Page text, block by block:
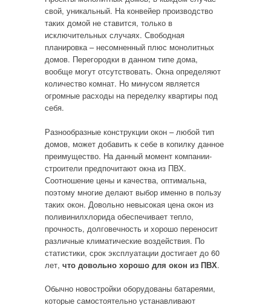
свой, уникальный. На конвейер производство
таких домой не ставится, только в
исключительных случаях. Свободная
планировка – несомненный плюс монолитных
домов. Перегородки в данном типе дома,
вообще могут отсутствовать. Окна определяют
количество комнат. Но минусом является
огромные расходы на переделку квартиры под
себя.
Разнообразные конструкции окон – любой тип
домов, может добавить к себе в копилку данное
преимущество. На данный момент компании-
строители предпочитают окна из ПВХ.
Соотношение цены и качества, оптимальна,
поэтому многие делают выбор именно в пользу
таких окон. Довольно невысокая цена окон из
поливинилхлорида обеспечивает тепло,
прочность, долговечность и хорошо переносит
различные климатические воздействия. По
статистики, срок эксплуатации достигает до 60
лет, что довольно хорошо для окон из ПВХ.
Обычно новостройки оборудованы батареями,
которые самостоятельно устанавливают